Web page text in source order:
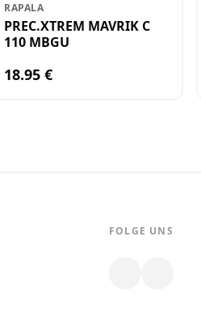
RAPALA
PREC.XTREM MAVRIK C
110 MBGU
18.95 €
FOLGE UNS